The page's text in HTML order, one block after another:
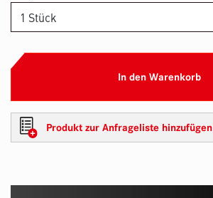
In den Warenkorb
Produkt zur Anfrageliste hinzufügen